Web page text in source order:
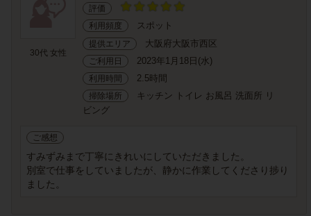
30代 女性
評価
利用頻度
スポット
提供エリア 大阪府大阪市西区
ご利用日 2023年1月18日(水)
利用時間 2.5時間
掃除場所
キッチン トイレ お風呂 洗面所 リ
ビング
ご感想
すみずみまで丁寧にきれいにしていただきました。
別室で仕事をしていましたが、静かに作業してくださり捗り
ました。